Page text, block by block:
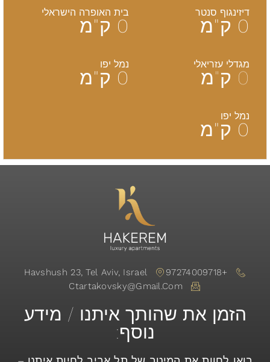
דיזינגוף סנטר
0 ק"מ
בית האופרה הישראלי
0 ק"מ
מגדלי עזריאלי
0 ק"מ
נמל יפו
0 ק"מ
נמל יפו
0 ק"מ
+97274009718
Havshush 23, Tel Aviv, Israel
Ctartakovsky@gmail.com
הזמן את שהותך איתנו / מידע
נוסף: